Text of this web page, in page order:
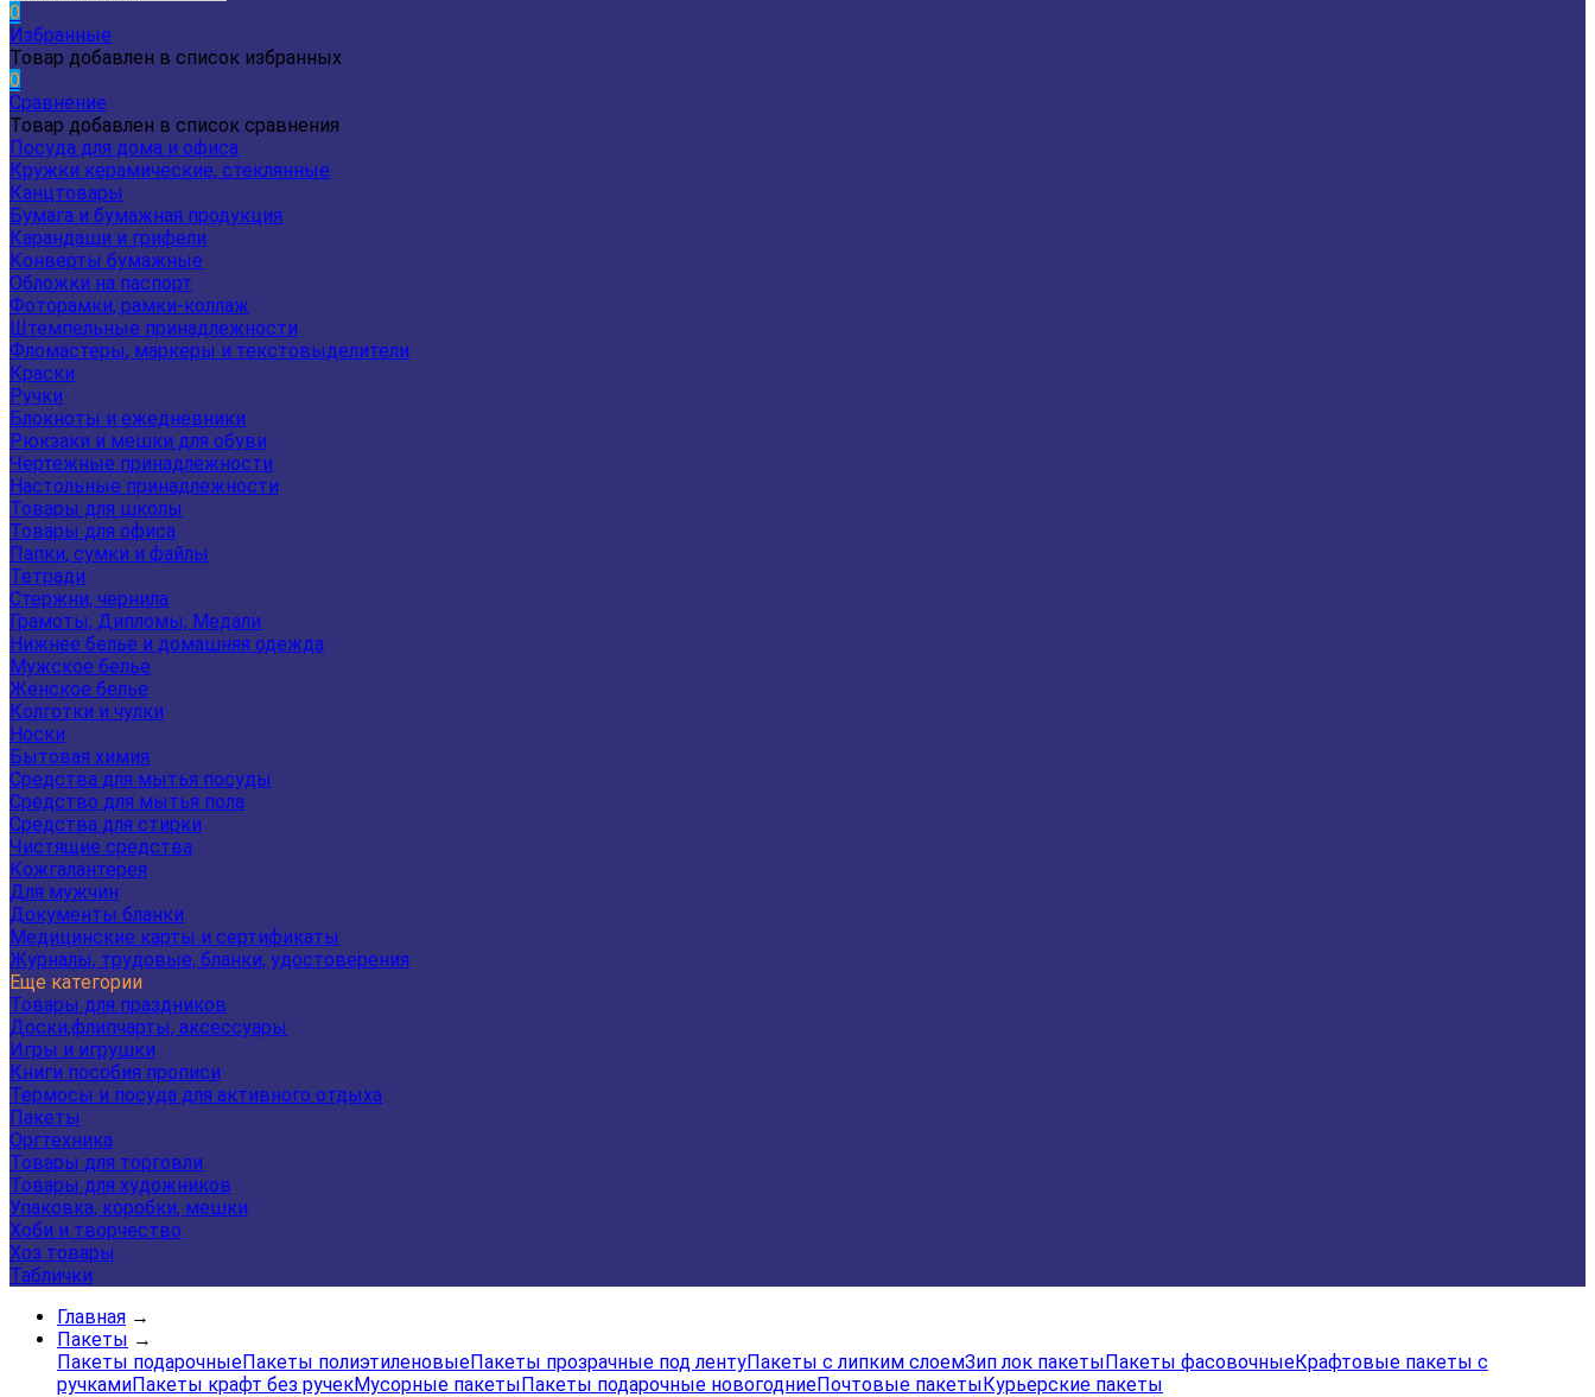
0
Избранные
Товар добавлен в список избранных
0
Сравнение
Товар добавлен в список сравнения
Посуда для дома и офиса
Кружки керамические, стеклянные
Канцтовары
Бумага и бумажная продукция
Карандаши и грифели
Конверты бумажные
Обложки на паспорт
Фоторамки, рамки-коллаж
Штемпельные принадлежности
Фломастеры, маркеры и текстовыделители
Краски
Ручки
Блокноты и ежедневники
Рюкзаки и мешки для обуви
Чертежные принадлежности
Настольные принадлежности
Товары для школы
Товары для офиса
Папки, сумки и файлы
Тетради
Стержни, чернила
Грамоты, Дипломы, Медали
Нижнее белье и домашняя одежда
Мужское белье
Женское белье
Колготки и чулки
Носки
Бытовая химия
Средства для мытья посуды
Средство для мытья пола
Средства для стирки
Чистящие средства
Кожгалантерея
Для мужчин
Документы бланки
Медицинские карты и сертификаты
Журналы, трудовые, бланки, удостоверения
Еще категории
Товары для праздников
Доски,флипчарты, аксессуары
Игры и игрушки
Книги пособия прописи
Термосы и посуда для активного отдыха
Пакеты
Оргтехника
Товары для торговли
Товары для художников
Упаковка, коробки, мешки
Хоби и творчество
Хоз товары
Таблички
Главная →
Пакеты →
Пакеты подарочныеПакеты полиэтиленовыеПакеты прозрачные под лентуПакеты с липким слоемЗип лок пакетыПакеты фасовочныеКрафтовые пакеты с
ручкамиПакеты крафт без ручекМусорные пакетыПакеты подарочные новогодниеПочтовые пакетыКурьерские пакеты